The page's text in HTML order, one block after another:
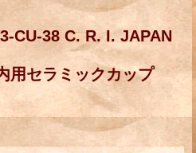
CU-38 C. R. I. JAPAN
用セラミックカップ